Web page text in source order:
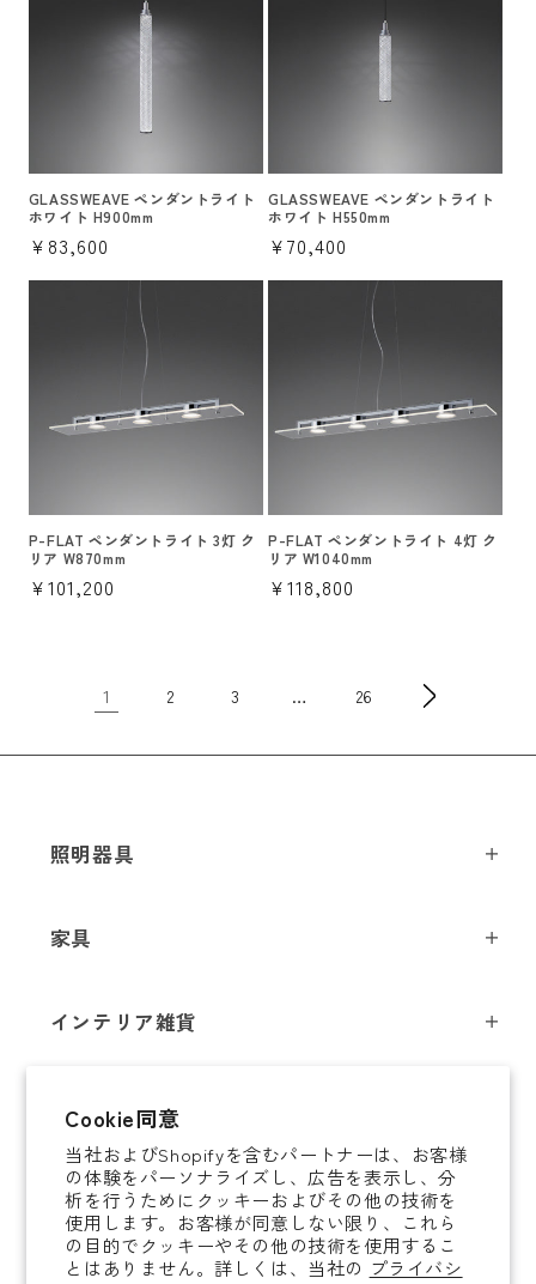
Cookie同意
当社およびShopifyを含むパートナーは、お客様
の体験をパーソナライズし、広告を表示し、分
析を行うためにクッキーおよびその他の技術を
使用します。お客様が同意しない限り、これら
の目的でクッキーやその他の技術を使用するこ
とはありません。詳しくは、当社の プライバシ
GLASSWEAVE ペンダントライト
ホワイト H900mm
通
常
¥83,600
GLASSWEAVE ペンダントライト
ホワイト H550mm
通
常
¥70,400
P-FLAT ペンダントライト 3灯 ク
リア W870mm
通
¥101,200
P-FLAT ペンダントライト 4灯 ク
リア W1040mm
通
¥118,800
1 2 3 … 26
照明器具
シーリングライト
テーブルライト
ブラケットライト
タスクライト
ポータブルライト
和風照明
家具
チェア
ソファ / ベンチ
デスク
ミラー
収納家具
インテリア雑貨
オブジェ
掛時計
置時計
腕時計
即納商品
即納商品
ご案内
法人取引のご案内
ショッピングガイド